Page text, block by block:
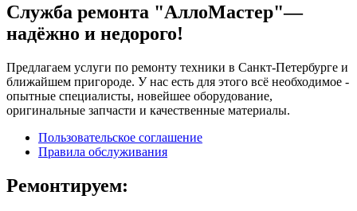
Служба ремонта "АллоМастер"—
надёжно и недорого!
Предлагаем услуги по ремонту техники в Санкт-Петербурге и
ближайшем пригороде. У нас есть для этого всё необходимое -
опытные специалисты, новейшее оборудование,
оригинальные запчасти и качественные материалы.
Пользовательское соглашение
Правила обслуживания
Ремонтируем: